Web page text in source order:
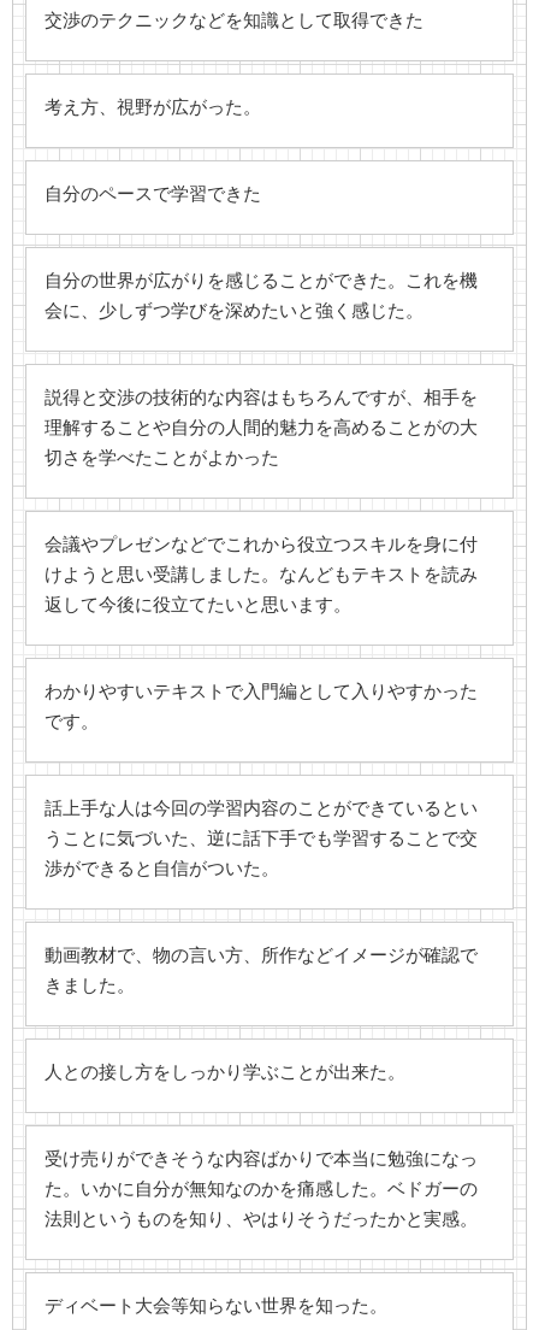
交渉のテクニックなどを知識として取得できた
考え方、視野が広がった。
自分のペースで学習できた
自分の世界が広がりを感じることができた。これを機
会に、少しずつ学びを深めたいと強く感じた。
説得と交渉の技術的な内容はもちろんですが、相手を
理解することや自分の人間的魅力を高めることがの大
切さを学べたことがよかった
会議やプレゼンなどでこれから役立つスキルを身に付
けようと思い受講しました。なんどもテキストを読み
返して今後に役立てたいと思います。
わかりやすいテキストで入門編として入りやすかった
です。
話上手な人は今回の学習内容のことができているとい
うことに気づいた、逆に話下手でも学習することで交
渉ができると自信がついた。
動画教材で、物の言い方、所作などイメージが確認で
きました。
人との接し方をしっかり学ぶことが出来た。
受け売りができそうな内容ばかりで本当に勉強になっ
た。いかに自分が無知なのかを痛感した。ベドガーの
法則というものを知り、やはりそうだったかと実感。
ディベート大会等知らない世界を知った。